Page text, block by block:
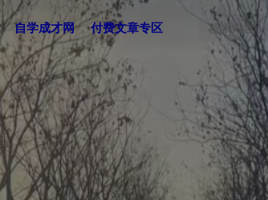
自学成才网 付费文章专区